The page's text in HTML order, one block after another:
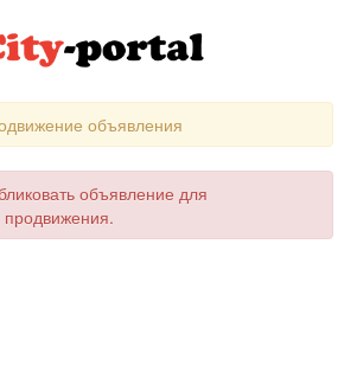
объявления
объявление для